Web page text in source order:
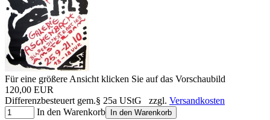
Für eine größere Ansicht klicken Sie auf das Vorschaubild
120,00 EUR
Differenzbesteuert gem.§ 25a UStG zzgl. Versandkosten
In den Warenkorb
In den Warenkorb